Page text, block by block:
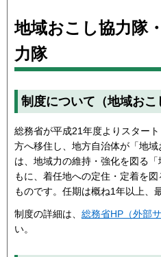
地域おこし協力隊
力隊
制度について（地域おこ
総務省が平成21年度よりスター
方へ移住し、地方自治体が「地
は、地域力の維持・強化を図る
もに、着任地への定住・定着を
ものです。任期は概ね1年以上、
制度の詳細は、 総務省HP（外部
い。